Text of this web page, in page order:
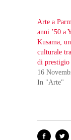
Arte a
anni ’50 a
Kusama,
culturale
di prestigio
16
In "Arte"